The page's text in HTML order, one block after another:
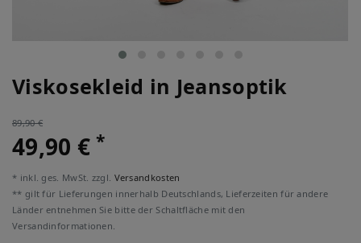
Viskosekleid in Jeansoptik
89,90 €
49,90 €*
* inkl. ges. MwSt. zzgl. Versandkosten
** gilt für Lieferungen innerhalb Deutschlands, Lieferzeiten für andere
Länder entnehmen Sie bitte der Schaltfläche mit den
Versandinformationen.